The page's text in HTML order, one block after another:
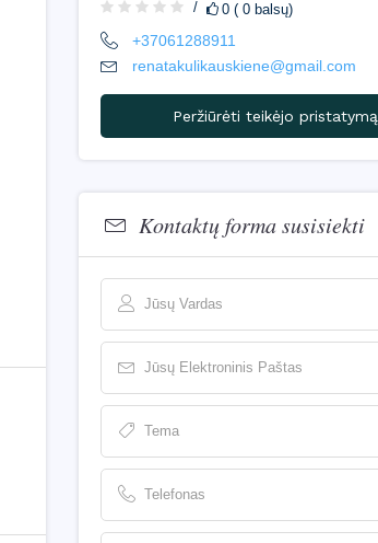
0 ( 0 balsų)
+37061288911
renatakulikauskiene@gmail.com
Peržiūrėti teikėjo pristatymą
Kontaktų forma susisiekti